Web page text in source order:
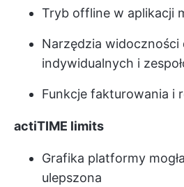
Tryb offline w aplikacji
Narzędzia widoczności
indywidualnych i
Funkcje fakturowania i
actiTIME limits
Grafika platformy
ulepszona